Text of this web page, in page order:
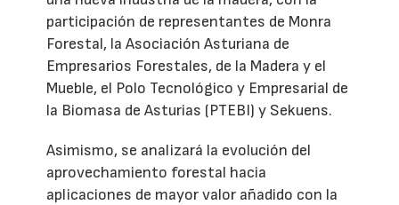
participación de representantes de Monra
Forestal, la Asociación Asturiana de
Empresarios Forestales, de la Madera y el
Mueble, el Polo Tecnológico y Empresarial de
la Biomasa de Asturias (PTEBI) y Sekuens.
Asimismo, se analizará la evolución del
aprovechamiento forestal hacia
aplicaciones de mayor valor añadido con la